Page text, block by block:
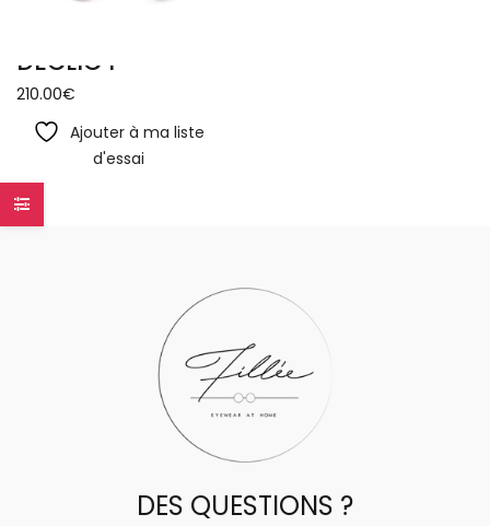
DECLIC I
210.00€
Ajouter à ma liste
d'essai
DES QUESTIONS ?